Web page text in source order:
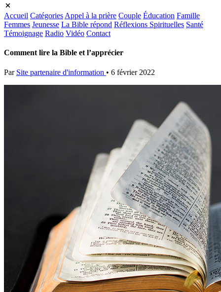
Accueil Catégories Appel à la prière Couple Éducation Famille
Femmes Jeunesse La Bible répond Réflexions Spirituelles Santé
Témoignage Radio Vidéo Contact
Comment lire la Bible et l’apprécier
Par Site partenaire d'information • 6 février 2022